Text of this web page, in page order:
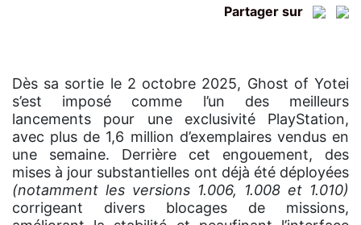
Partager sur
Dès sa sortie le 2 octobre 2025, Ghost of Yotei
s’est imposé comme l’un des meilleurs
lancements pour une exclusivité PlayStation,
avec plus de 1,6 million d’exemplaires vendus en
une semaine. Derrière cet engouement, des
mises à jour substantielles ont déjà été déployées
(notamment les versions 1.006, 1.008 et 1.010)
corrigeant divers blocages de missions,